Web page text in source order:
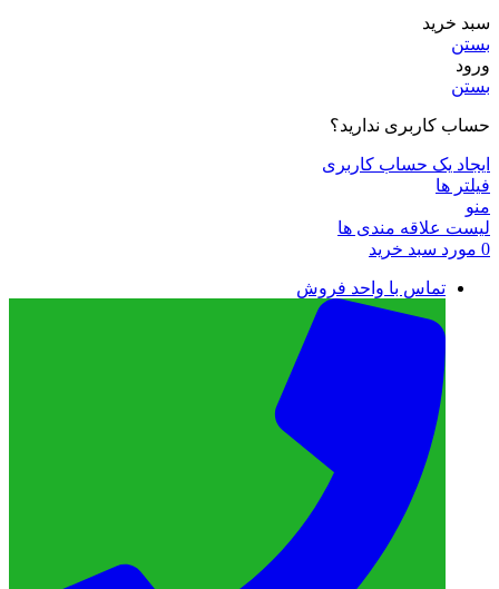
سبد خرید
بستن
ورود
بستن
حساب کاربری ندارید؟
ایجاد یک حساب کاربری
فیلتر ها
منو
لیست علاقه مندی ها
0 مورد سبد خرید
تماس با واحد فروش